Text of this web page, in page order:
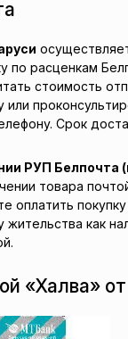
по расценкам
стоимость
или
Срок
РУП Белпочта
товара
оплатить
жительства как
«Халва»